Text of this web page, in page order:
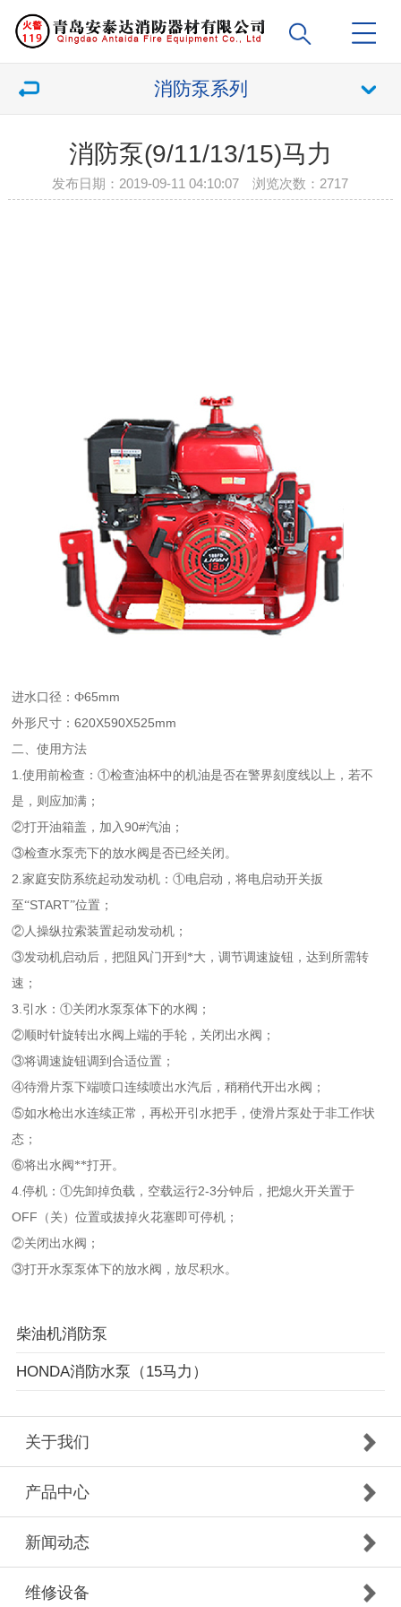
消防泵系列
消防泵(9/11/13/15)马力
发布日期：2019-09-11 04:10:07 浏览次数： 2717
进水口径：Ф65mm
外形尺寸：620X590X525mm
二、使用方法
1.使用前检查：①检查油杯中的机油是否在警界刻度线以上，若不
是，则应加满；
②打开油箱盖，加入90#汽油；
③检查水泵壳下的放水阀是否已经关闭。
2.家庭安防系统起动发动机：①电启动，将电启动开关扳
至“START”位置；
②人操纵拉索装置起动发动机；
③发动机启动后，把阻风门开到*大，调节调速旋钮，达到所需转
速；
3.引水：①关闭水泵泵体下的水阀；
②顺时针旋转出水阀上端的手轮，关闭出水阀；
③将调速旋钮调到合适位置；
④待滑片泵下端喷口连续喷出水汽后，稍稍代开出水阀；
⑤如水枪出水连续正常，再松开引水把手，使滑片泵处于非工作状
态；
⑥将出水阀**打开。
4.停机：①先卸掉负载，空载运行2-3分钟后，把熄火开关置于
OFF （关）位置或拔掉火花塞即可停机；
②关闭出水阀；
③打开水泵泵体下的放水阀，放尽积水。
柴油机消防泵
HONDA消防水泵（15马力）
关于我们
产品中心
新闻动态
维修设备